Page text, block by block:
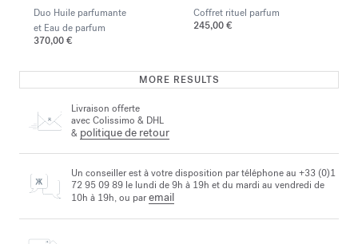
Duo Huile parfumante
et Eau de parfum
370,00 €
Coffret rituel parfum
245,00 €
MORE RESULTS
Livraison offerte
avec Colissimo & DHL
& politique de retour
Un conseiller est à votre disposition par téléphone au +33 (0)1
72 95 09 89 le lundi de 9h à 19h et du mardi au vendredi de
10h à 19h, ou paremail